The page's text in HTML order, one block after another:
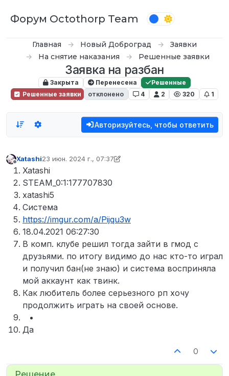
Форум Octothorp Team
Главная Новый Доброград
Заявки
На снятие наказания
Решенные заявки
Заявка на разбан
Закрыта Перенесена
Решенные
Решенные заявки
отклонено 4 2 320 1
Авторизуйтесь, чтобы ответить
Не в сети
Xatashi23 июн. 2024 г., 07:37
отредактировано inquizzy
Xatashi
STEAM_0:1:177707830
xatashi5
Система
https://imgur.com/a/Pijqu3w
18.04.2021 06:27:30
В комп. клубе решил тогда зайти в гмод с
друзьями. по итогу видимо до нас кто-то играл
и получил бан(не знаю) и система восприняла
мой аккаунт как твинк.
Как любитель более серьезного рп хочу
продолжить играть на своей основе.
Да
0